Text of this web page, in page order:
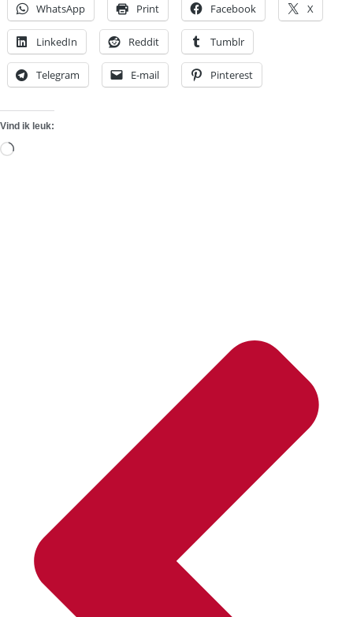
WhatsApp Print Facebook X
LinkedIn Reddit Tumblr
Telegram E-mail Pinterest
Vind ik leuk:
Aan